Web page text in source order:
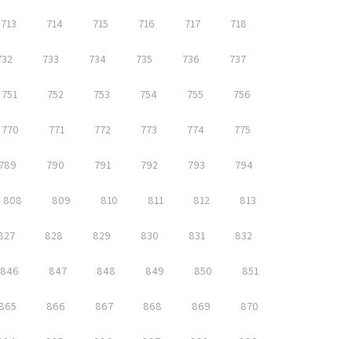
713 714 715 716 717 718
733 734 735 736 737
751 752 753 754 755 756
770 771 772 773 774 775
790 791 792 793 794
808 809 810 811 812 813
828 829 830 831 832
846 847 848 849 850 851
866 867 868 869 870